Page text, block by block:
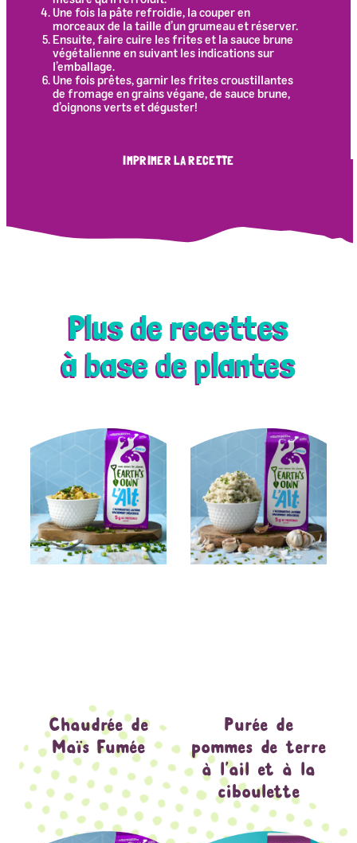
Une fois la pâte refroidie, la couper en
morceaux de la taille d’un grumeau et réserver.
Ensuite, faire cuire les frites et la sauce brune
végétalienne en suivant les indications sur
l’emballage.
Une fois prêtes, garnir les frites croustillantes
de fromage en grains végane, de sauce brune,
d’oignons verts et déguster!
IMPRIMER LA RECETTE
Plus de recettes
à base de plantes
Chaudrée de
Maïs Fumée
Purée de
pommes de terre
à l’ail et à la
ciboulette